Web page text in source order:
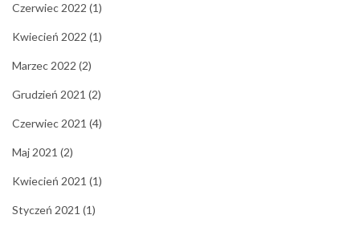
Czerwiec 2022 (1)
Kwiecień 2022 (1)
Marzec 2022 (2)
Grudzień 2021 (2)
Czerwiec 2021 (4)
Maj 2021 (2)
Kwiecień 2021 (1)
Styczeń 2021 (1)